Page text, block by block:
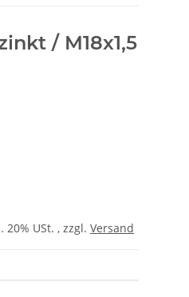
/ M18x1,5
20% USt. , zzgl. Versand